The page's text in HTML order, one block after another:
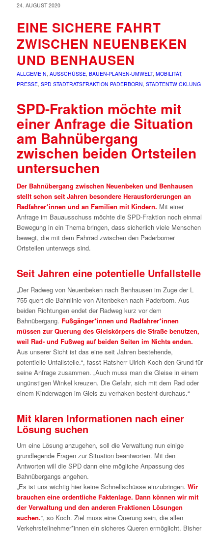
24. AUGUST 2020
EINE SICHERE FAHRT
ZWISCHEN NEUENBEKEN
UND BENHAUSEN
ALLGEMEIN, AUSSCHÜSSE, BAUEN-PLANEN-UMWELT, MOBILITÄT,
PRESSE, SPD STADTRATSFRAKTION PADERBORN, STADTENTWICKLUNG
SPD-Fraktion möchte mit
einer Anfrage die Situation
am Bahnübergang
zwischen beiden Ortsteilen
untersuchen
Der Bahnübergang zwischen Neuenbeken und Benhausen
stellt schon seit Jahren besondere Herausforderungen an
Radfahrer*innen und an Familien mit Kindern. Mit einer
Anfrage im Bauausschuss möchte die SPD-Fraktion noch einmal
Bewegung in ein Thema bringen, dass sicherlich viele Menschen
bewegt, die mit dem Fahrrad zwischen den Paderborner
Ortsteilen unterwegs sind.
Seit Jahren eine potentielle Unfallstelle
„Der Radweg von Neuenbeken nach Benhausen im Zuge der L
755 quert die Bahnlinie von Altenbeken nach Paderborn. Aus
beiden Richtungen endet der Radweg kurz vor dem
Bahnübergang. Fußgänger*innen und Radfahrer*innen
müssen zur Querung des Gleiskörpers die Straße benutzen,
weil Rad- und Fußweg auf beiden Seiten im Nichts enden.
Aus unserer Sicht ist das eine seit Jahren bestehende,
potentielle Unfallstelle.“, fasst Ratsherr Ulrich Koch den Grund für
seine Anfrage zusammen. „Auch muss man die Gleise in einem
ungünstigen Winkel kreuzen. Die Gefahr, sich mit dem Rad oder
einem Kinderwagen im Gleis zu verhaken besteht durchaus.“
Mit klaren Informationen nach einer
Lösung suchen
Um eine Lösung anzugehen, soll die Verwaltung nun einige
grundlegende Fragen zur Situation beantworten. Mit den
Antworten will die SPD dann eine mögliche Anpassung des
Bahnübergangs angehen.
„Es ist uns wichtig hier keine Schnellschüsse einzubringen. Wir
brauchen eine ordentliche Faktenlage. Dann können wir mit
der Verwaltung und den anderen Fraktionen Lösungen
suchen.“, so Koch. Ziel muss eine Querung sein, die allen
Verkehrsteilnehmer*innen ein sicheres Queren ermöglicht. Bisher